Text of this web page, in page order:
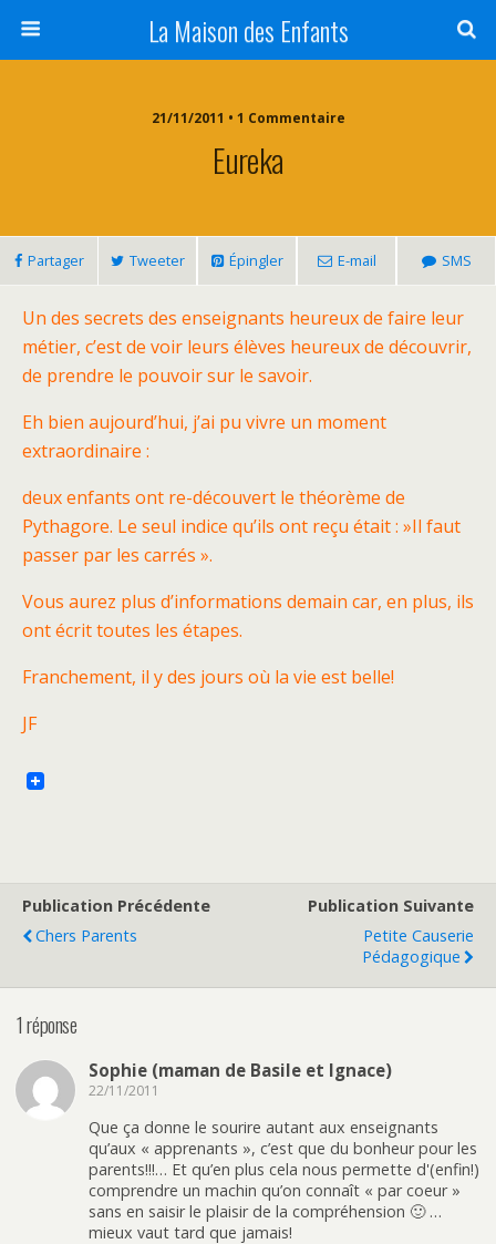
La Maison des Enfants
21/11/2011 • 1 Commentaire
Eureka
Partager Tweeter Épingler E-mail SMS
Un des secrets des enseignants heureux de faire leur
métier, c’est de voir leurs élèves heureux de découvrir,
de prendre le pouvoir sur le savoir.
Eh bien aujourd’hui, j’ai pu vivre un moment
extraordinaire :
deux enfants ont re-découvert le théorème de
Pythagore. Le seul indice qu’ils ont reçu était : »Il faut
passer par les carrés ».
Vous aurez plus d’informations demain car, en plus, ils
ont écrit toutes les étapes.
Franchement, il y des jours où la vie est belle!
JF
Publication Précédente
Chers Parents
Publication Suivante
Petite Causerie
Pédagogique
1 réponse
Sophie (maman de Basile et Ignace)
22/11/2011
Que ça donne le sourire autant aux enseignants
qu’aux « apprenants », c’est que du bonheur pour les
parents!!!… Et qu’en plus cela nous permette d'(enfin!)
comprendre un machin qu’on connaît « par coeur »
sans en saisir le plaisir de la compréhension 🙂 …
mieux vaut tard que jamais!